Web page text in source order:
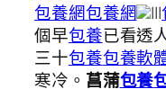
包養網包養網 |||
個早包養已看透
三十包養包養軟
寒冷。 菖蒲包養